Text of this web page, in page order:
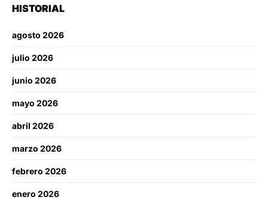
HISTORIAL
agosto 2026
julio 2026
junio 2026
mayo 2026
abril 2026
marzo 2026
febrero 2026
enero 2026